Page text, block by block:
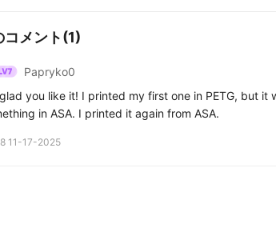
コメント(1)
Papryko0
glad you like it! I printed my first one in PETG, but
in ASA. I printed it again from ASA.
11-17-2025